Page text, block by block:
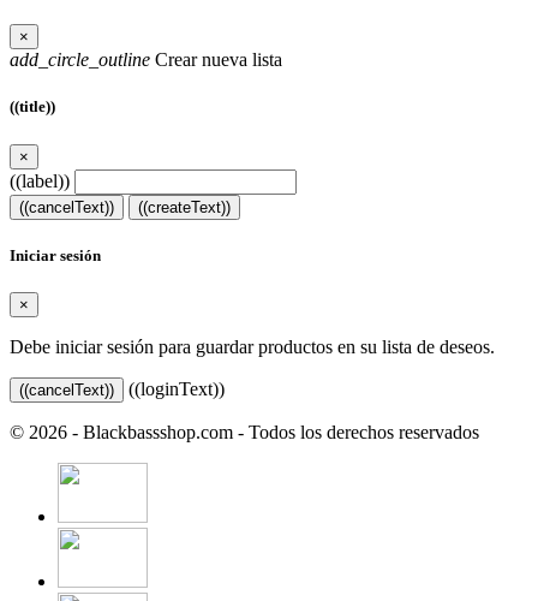
×
add_circle_outline Crear nueva lista
((title))
×
((label))
((cancelText)) ((createText))
Iniciar sesión
×
Debe iniciar sesión para guardar productos en su lista de deseos.
((cancelText)) ((loginText))
© 2026 - Blackbassshop.com - Todos los derechos reservados